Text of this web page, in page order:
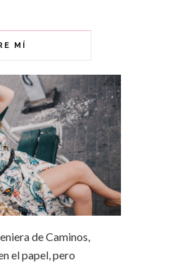
MÍ
de Caminos,
el papel, pero